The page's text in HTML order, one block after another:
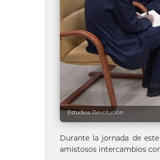
Estudios Revolución
Durante la jornada de
amistosos intercambios